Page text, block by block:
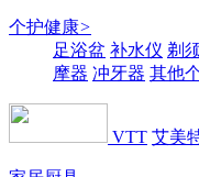
个护健康>
足浴盆 补水仪 剃
摩器 冲牙器 其他
VTT 艾美